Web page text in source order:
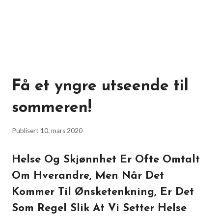
Få et yngre utseende til
sommeren!
Publisert 10. mars 2020
Helse Og Skjønnhet Er Ofte Omtalt
Om Hverandre, Men Når Det
Kommer Til Ønsketenkning, Er Det
Som Regel Slik At Vi Setter Helse